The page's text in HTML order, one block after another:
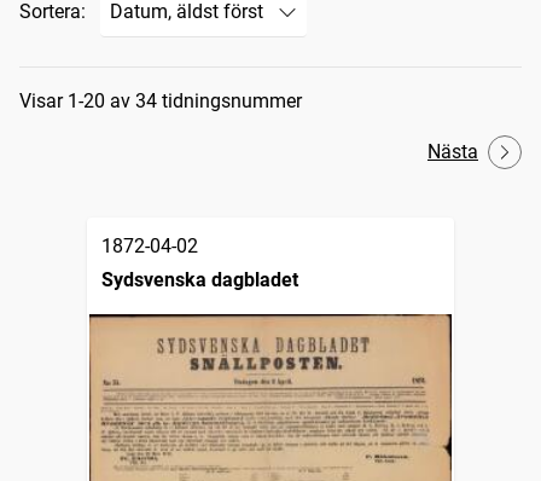
Sortera:
Sökresultat
Visar 1-20 av 34 tidningsnummer
Nästa
1872-04-02
Sydsvenska dagbladet